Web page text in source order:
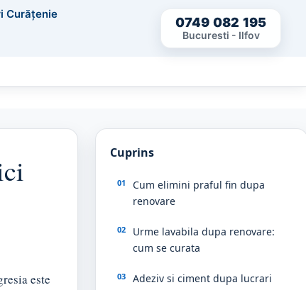
Curățenie
0749 082 195
Bucuresti - Ilfov
este
Cuprins
Cum elimini praful fin dupa
renovare
Urme lavabila dupa renovare:
cum se curata
Adeziv si ciment dupa lucrari